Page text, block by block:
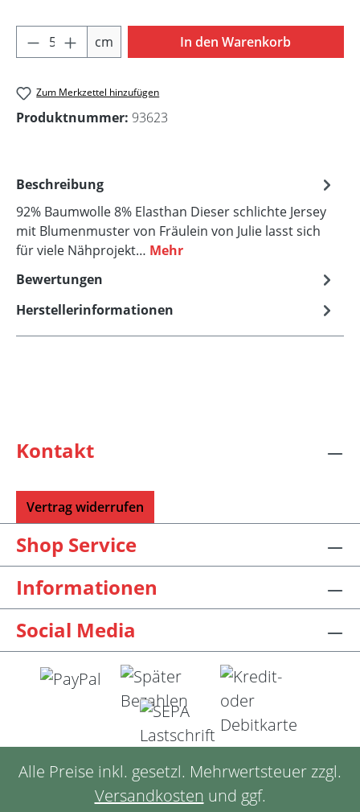
Produkt Anzahl: Gib den gewünschten
cm In den Warenkorb
Zum Merkzettel hinzufügen
Produktnummer: 93623
Beschreibung
92% Baumwolle 8% Elasthan Dieser schlichte Jersey
mit Blumenmuster von Fräulein von Julie lasst sich
für viele Nähprojekt… Mehr
Bewertungen
Herstellerinformationen
Kontakt
Vertrag widerrufen
Shop Service
Informationen
Social Media
Alle Preise inkl. gesetzl. Mehrwertsteuer zzgl.
Versandkosten und ggf.